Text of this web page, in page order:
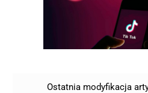
Ostatnia modyfikacja